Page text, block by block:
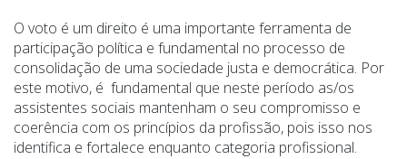
O voto é um direito é uma importante ferramenta de
participação política e fundamental no processo de
consolidação de uma sociedade justa e democrática. Por
este motivo, é fundamental que neste período as/os
assistentes sociais mantenham o seu compromisso e
coerência com os princípios da profissão, pois isso nos
identifica e fortalece enquanto categoria profissional.